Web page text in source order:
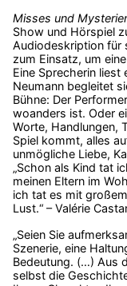
Misses und
Show und Hörspiel
Audiodeskription für
zum Einsatz, um
Eine Sprecherin liest
Neumann begleitet
Bühne: Der
woanders ist. Oder
Worte, Handlungen,
Spiel kommt, alles
unmögliche Liebe,
„Schon als Kind tat
meinen Eltern im
ich tat es mit
Lust.“ – Valérie
„Seien Sie
Szenerie, eine
Bedeutung. (…) Aus
selbst die